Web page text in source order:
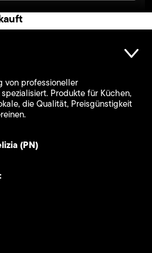
von professioneller
Produkte für Küchen,
die Qualität, Preisgünstigkeit
(PN)